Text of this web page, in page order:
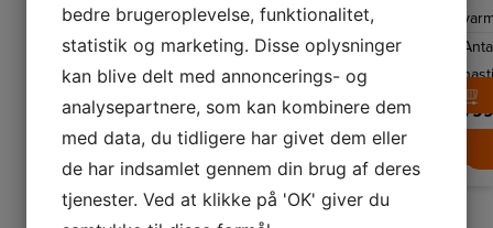
29
6
3
års
en
Forkæl
dit
hår
med
blidere
med
indstillingen
tørrer
ved
en
lavere
385,-
449,-
LÆG I KURV
kraftigt
og
effektiv
tørring
af
hår.
W
Antal
419,-
på
op
til
km/
så
du
og
bedre brugeroplevelse, funktionalitet,
statistik og marketing. Disse oplysninger
kan blive delt med annoncerings- og
analysepartnere, som kan kombinere dem
med data, du tidligere har givet dem eller
de har indsamlet gennem din brug af deres
tjenester. Ved at klikke på 'OK' giver du